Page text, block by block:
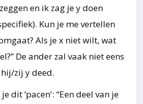
en ik zag je y doen
Kun je me vertellen
Als je x niet wilt, wat
De ander zal vaak niet eens
zij y deed.
dit ‘pacen': “Een deel van je